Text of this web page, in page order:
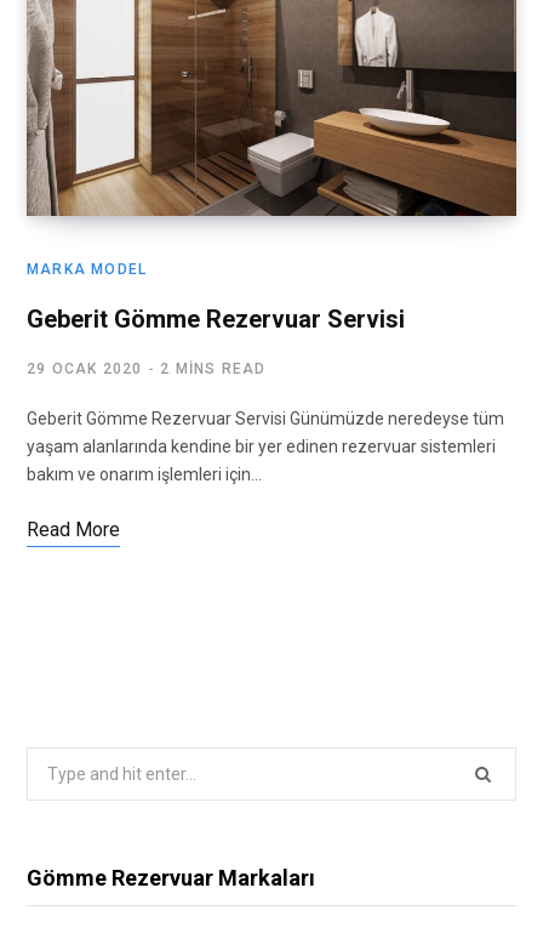
MARKA MODEL
Geberit Gömme Rezervuar Servisi
29 OCAK 2020 2 MINS READ
Geberit Gömme Rezervuar Servisi Günümüzde neredeyse tüm
yaşam alanlarında kendine bir yer edinen rezervuar sistemleri
bakım ve onarım işlemleri için…
Read More
Gömme Rezervuar Markaları